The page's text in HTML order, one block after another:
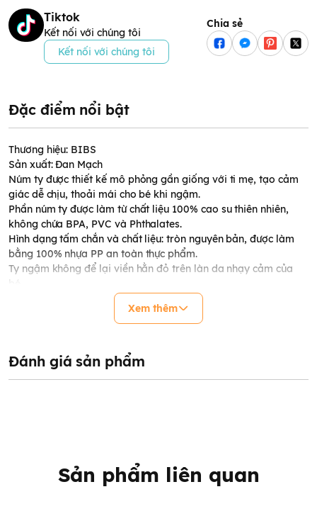
Tiktok
Kết nối với chúng tôi
Kết nối với chúng tôi
Chia sẻ
Đặc điểm nổi bật
Thương hiệu: BIBS
Sản xuất: Đan Mạch
Núm ty được thiết kế mô phỏng gần giống với ti mẹ, tạo cảm
giác dễ chịu, thoải mái cho bé khi ngậm.
Phần núm ty được làm từ chất liệu 100% cao su thiên nhiên,
không chứa BPA, PVC và Phthalates.
Hình dạng tấm chắn và chất liệu: tròn nguyên bản, được làm
bằng 100% nhựa PP an toàn thực phẩm.
Ty ngậm không để lại viền hằn đỏ trên làn da nhạy cảm của
bé.
Hỗ trợ chỉnh nha và chống hô hiệu quả.
Xem thêm
Đánh giá sản phẩm
Sản phẩm liên quan